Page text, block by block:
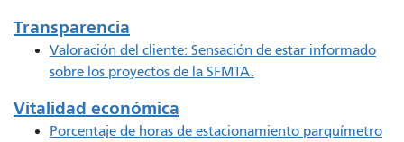
Transparencia
Valoración del cliente: Sensación de estar informado
sobre los proyectos de la SFMTA.
Vitalidad económica
Porcentaje de horas de estacionamiento parquímetro